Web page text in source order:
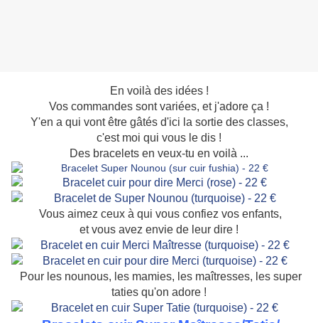
En voilà des idées !
Vos commandes sont variées, et j'adore ça !
Y'en a qui vont être gâtés d'ici la sortie des classes,
c'est moi qui vous le dis !
Des bracelets en veux-tu en voilà ...
Vous aimez ceux à qui vous confiez vos enfants,
et vous avez envie de leur dire !
Pour les nounous, les mamies, les maîtresses, les super
taties qu'on adore !